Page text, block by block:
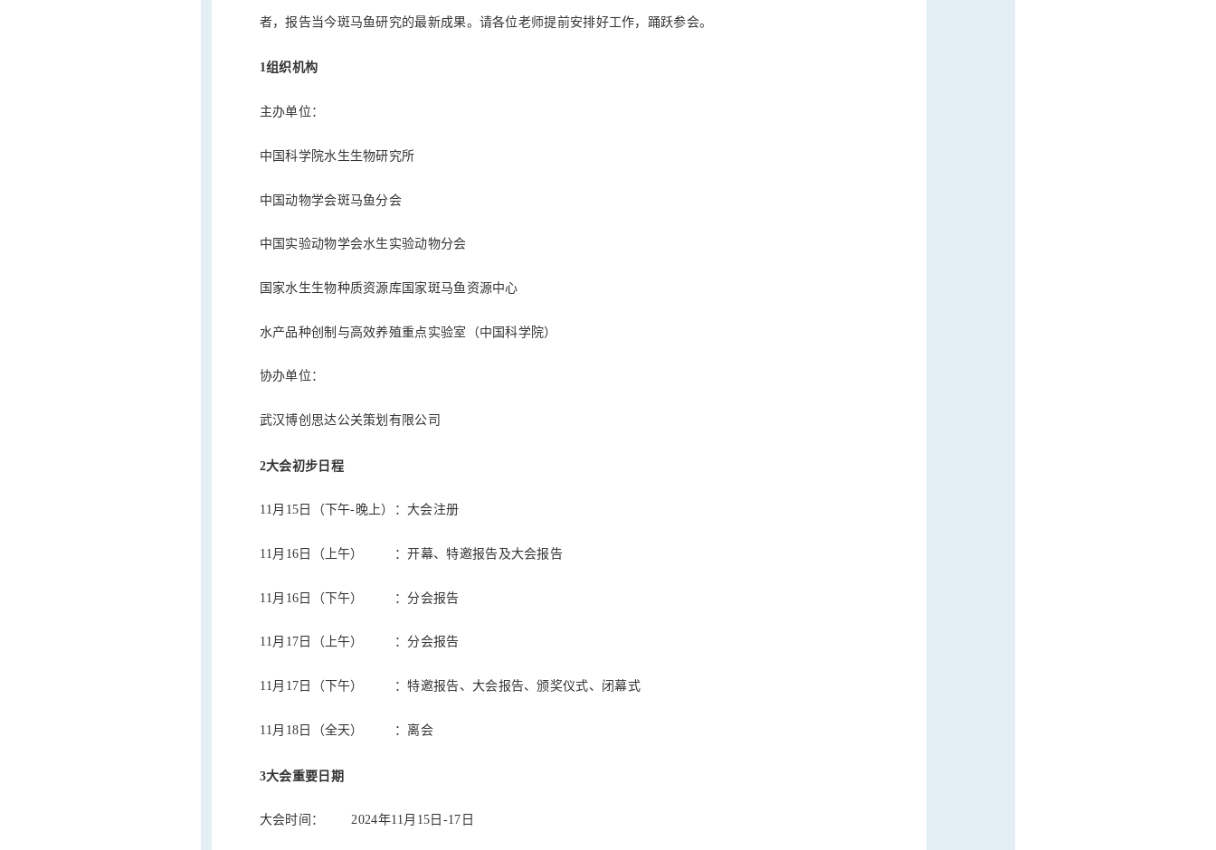
者，报告当今斑马鱼研究的最新成果。请各位老师提前安排好工作，踊跃参会。
1组织机构
主办单位：
中国科学院水生生物研究所
中国动物学会斑马鱼分会
中国实验动物学会水生实验动物分会
国家水生生物种质资源库国家斑马鱼资源中心
水产品种创制与高效养殖重点实验室（中国科学院）
协办单位：
武汉博创思达公关策划有限公司
2大会初步日程
11月15日（下午-晚上）：大会注册
11月16日（上午） ：开幕、特邀报告及大会报告
11月16日（下午） ：分会报告
11月17日（上午） ：分会报告
11月17日（下午） ：特邀报告、大会报告、颁奖仪式、闭幕式
11月18日（全天） ：离会
3大会重要日期
大会时间： 2024年11月15日-17日